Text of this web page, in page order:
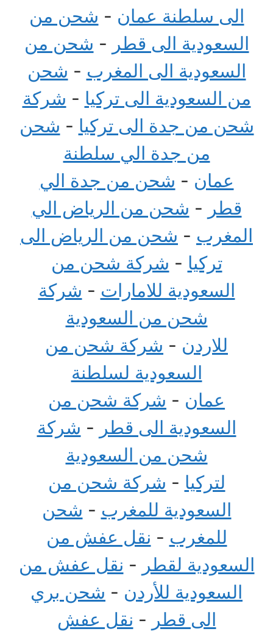
الى سلطنة عمان - شحن من
السعودية الى قطر - شحن من
السعودية الى المغرب - شحن
من السعودية الى تركيا - شركة
شحن من جدة الى تركيا - شحن
من جدة الي سلطنة
عمان - شحن من جدة الي
قطر - شحن من الرياض الي
المغرب - شحن من الرياض الى
تركيا - شركة شحن من
السعودية للامارات - شركة
شحن من السعودية
للاردن - شركة شحن من
السعودية لسلطنة
عمان - شركة شحن من
السعودية الى قطر - شركة
شحن من السعودية
لتركيا - شركة شحن من
السعودية للمغرب - شحن
للمغرب - نقل عفش من
السعودية لقطر - نقل عفش من
السعودية للأردن - شحن بري
الى قطر - نقل عفش